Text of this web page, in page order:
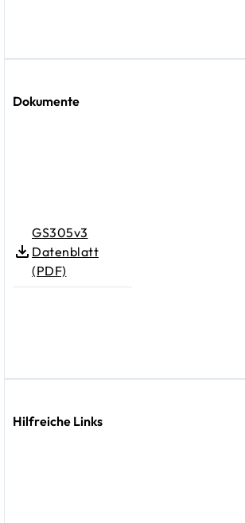
Dokumente
GS305v3
Datenblatt
(PDF)
Hilfreiche Links